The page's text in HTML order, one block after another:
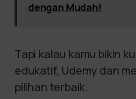
dengan Mudah!
Tapi kalau kamu bikin
edukatif, Udemy dan
pilihan terbaik.